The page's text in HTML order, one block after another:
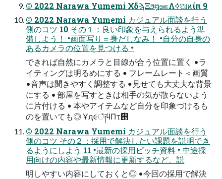
© 2022 Narawa Yumemi ΧδϡΞϧ໘ஊΛߦ͏ଆͷίπ 9
© 2022 Narawa Yumemi カジュアル⾯談を⾏う
側のコツ 10 その１：良い印象を与えられるよう準
備しよう！ •画⾯写り＝⾝だしなみ！ •⾃分の⾃⾝の
あるカメラの位置を⾒つける •
できれば⾃然にカメラと⽬線が合う位置に置く •ラ
イティングは明るめにする • フレームレート＜画質
•⾳声は聞きやすく調整する •⾒せても⼤丈夫な背景
にする • 部屋を写すときは相⼿の気が散らないよう
に⽚付ける • 本やアイテムなど⾃分を印象づけるも
のを置いても◎ Ұԯ૯ঁ༏ϥΠτ࣌୅
© 2022 Narawa Yumemi カジュアル⾯談を⾏う
側のコツ その２：採⽤で解決したい課題を説明でき
るようにしよう 11 •最新の採⽤ピッチ資料 • 中途採
⽤向けの内容や最新情報に更新するなど、説
明しやすい内容にしておくと◎ •今回の採⽤で解決